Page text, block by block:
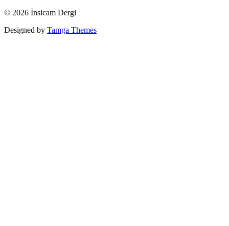
© 2026 İnsicam Dergi
Designed by Tamga Themes